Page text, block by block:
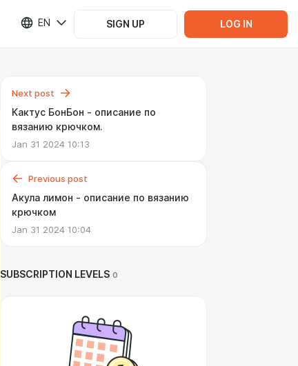
EN SIGN UP LOG IN
Next post
Кактус БонБон - описание по
вязанию крючком.
Jan 31 2024 10:13
Previous post
Акула лимон - описание по вязанию
крючком
Jan 31 2024 10:04
SUBSCRIPTION LEVELS 0